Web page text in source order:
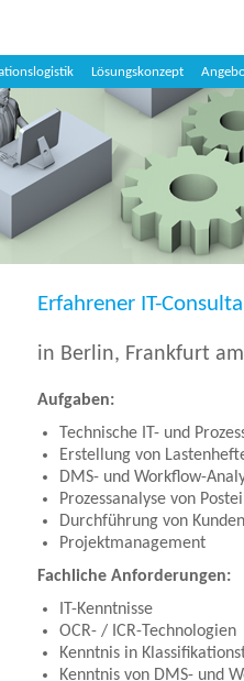
Lösungskonzept
Erfahrener IT-
in Berlin, Frankfurt
Aufgaben:
Technische IT- und
Erstellung von
DMS- und Workflow-
Prozessanalyse von
Durchführung von
Projektmanagement
Fachliche Anforderungen:
IT-Kenntnisse
OCR- / ICR-Technologien
Kenntnis in
Kenntnis von DMS- und